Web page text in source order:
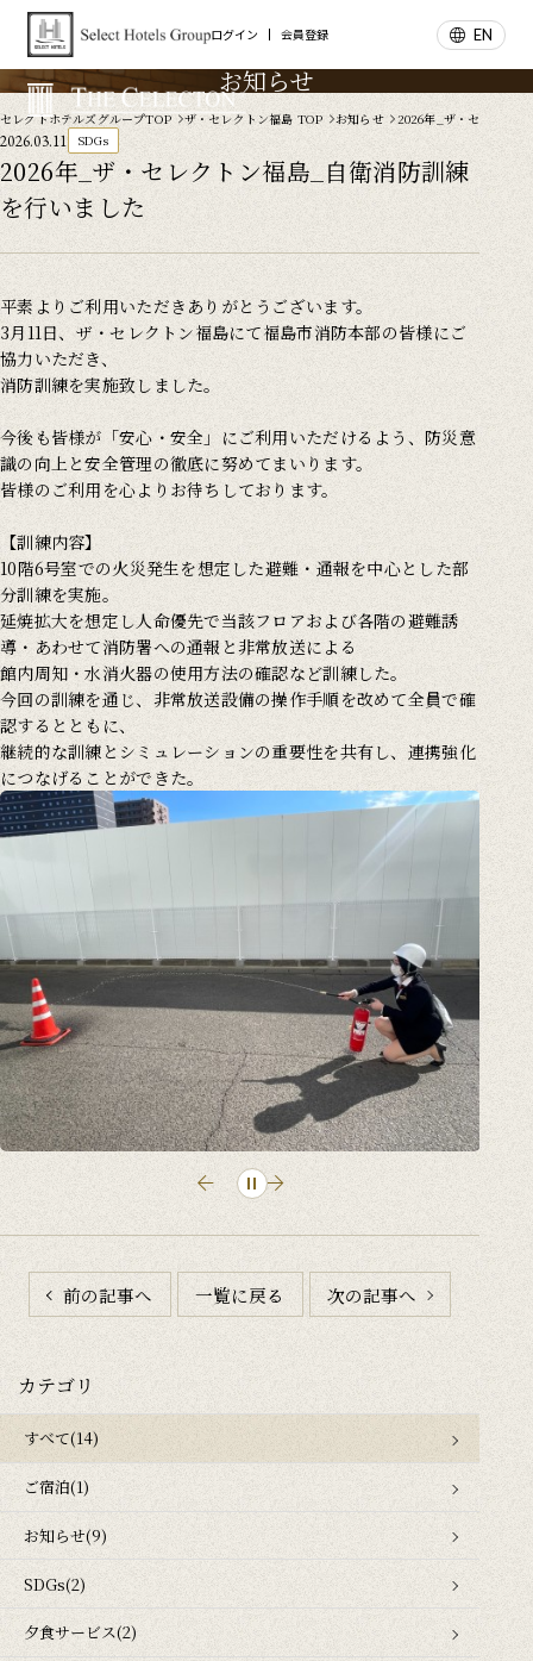
ログイン 会員登録 EN
お知らせ
セレクトホテルズグループTOP ザ・セレクトン福島 TOP お知らせ 2026年_ザ・セレクト
2026.03.11 SDGs
2026年_ザ・セレクトン福島_自衛消防訓練
を行いました
平素よりご利用いただきありがとうございます。
3月11日、ザ・セレクトン福島にて福島市消防本部の皆様にご
協力いただき、
消防訓練を実施致しました。
今後も皆様が「安心・安全」にご利用いただけるよう、防災意
識の向上と安全管理の徹底に努めてまいります。
皆様のご利用を心よりお待ちしております。
【訓練内容】
10階6号室での火災発生を想定した避難・通報を中心とした部
分訓練を実施。
延焼拡大を想定し人命優先で当該フロアおよび各階の避難誘
導・あわせて消防署への通報と非常放送による
館内周知・水消火器の使用方法の確認など訓練した。
今回の訓練を通じ、非常放送設備の操作手順を改めて全員で確
認するとともに、
継続的な訓練とシミュレーションの重要性を共有し、連携強化
につなげることができた。
前の記事へ 一覧に戻る 次の記事へ
カテゴリ
すべて(14)
ご宿泊(1)
お知らせ(9)
SDGs(2)
夕食サービス(2)